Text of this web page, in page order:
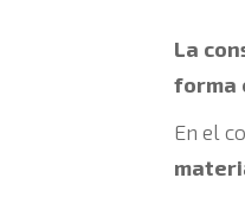
La
forma
En el